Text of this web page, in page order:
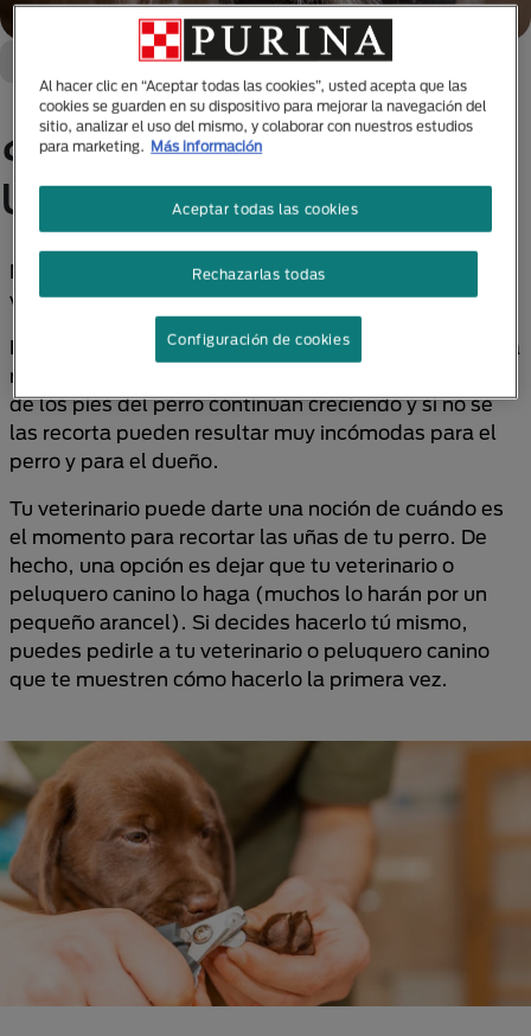
Cuidado Y Bienestar Perro
¿Cómo cortarle las
uñas a los perros?
Mantener a tu perro feliz y saludable todos los días
va más allá del alimento y el ejercicio.
El corte de uñas es una tarea que todo dueño debería
realizar. Al igual que las uñas de los dedos, las uñas
de los pies del perro continúan creciendo y si no se
las recorta pueden resultar muy incómodas para el
perro y para el dueño.
Tu veterinario puede darte una noción de cuándo es
el momento para recortar las uñas de tu perro. De
hecho, una opción es dejar que tu veterinario o
peluquero canino lo haga (muchos lo harán por un
pequeño arancel). Si decides hacerlo tú mismo,
puedes pedirle a tu veterinario o peluquero canino
que te muestren cómo hacerlo la primera vez.
Al hacer clic en “Aceptar todas las cookies”, usted acepta que las
cookies se guarden en su dispositivo para mejorar la navegación del
sitio, analizar el uso del mismo, y colaborar con nuestros estudios
para marketing.
Más información
Rechazarlas todas
Aceptar todas las cookies
Configuración de cookies